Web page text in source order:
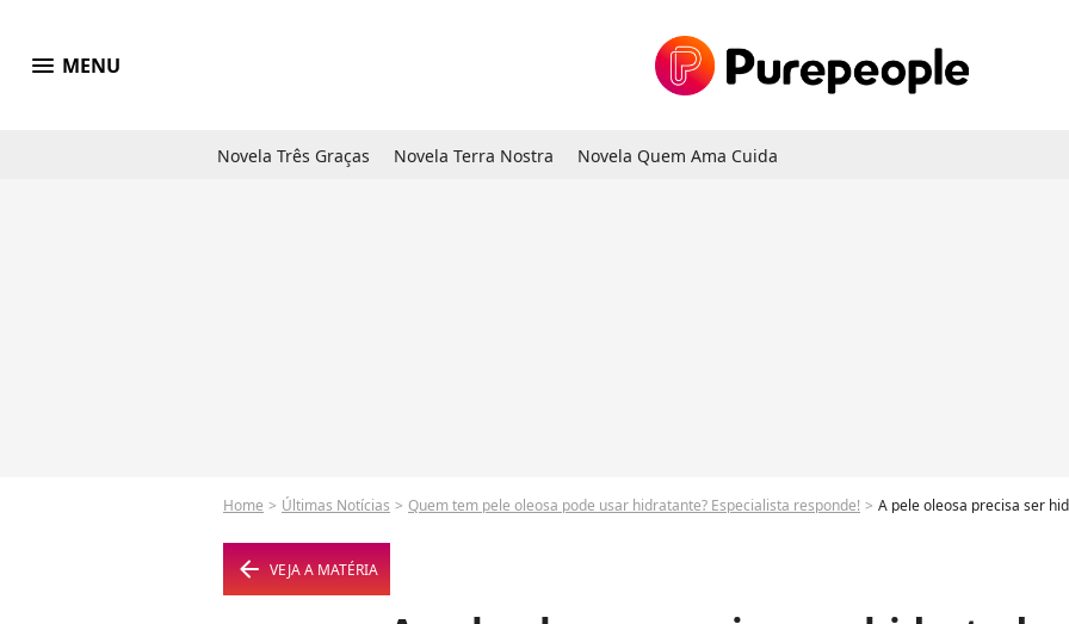
menu MENU
Novela Três Graças Novela Terra Nostra Novela Quem Ama Cuida
Home Últimas Notícias Quem tem pele oleosa pode usar hidratante? Especialista responde! A pele oleosa precisa ser hidratada: escolha
arrow_left VEJA A MATÉRIA